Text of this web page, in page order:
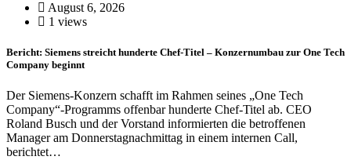
August 6, 2026
1 views
Bericht: Siemens streicht hunderte Chef-Titel – Konzernumbau zur One Tech
Company beginnt
Der Siemens-Konzern schafft im Rahmen seines „One Tech
Company“-Programms offenbar hunderte Chef-Titel ab. CEO
Roland Busch und der Vorstand informierten die betroffenen
Manager am Donnerstagnachmittag in einem internen Call,
berichtet…